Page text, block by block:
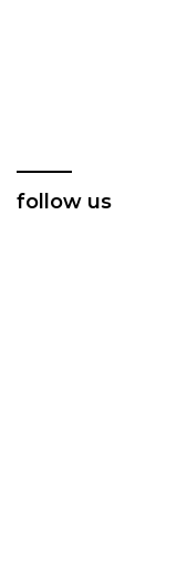
follow us